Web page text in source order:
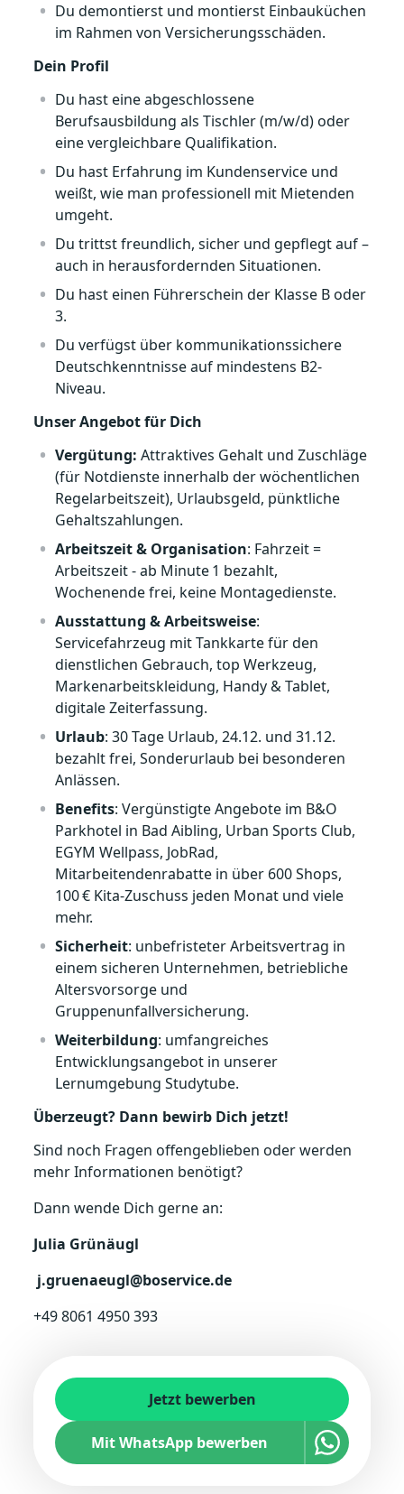
Du demontierst und montierst Einbauküchen
im Rahmen von Versicherungsschäden.
Dein Profil
Du hast eine abgeschlossene
Berufsausbildung als Tischler (m/w/d) oder
eine vergleichbare Qualifikation.
Du hast Erfahrung im Kundenservice und
weißt, wie man professionell mit Mietenden
umgeht.
Du trittst freundlich, sicher und gepflegt auf –
auch in herausfordernden Situationen.
Du hast einen Führerschein der Klasse B oder
3.
Du verfügst über kommunikationssichere
Deutschkenntnisse auf mindestens B2-
Niveau.
Unser Angebot für Dich
Vergütung: Attraktives Gehalt und Zuschläge
(für Notdienste innerhalb der wöchentlichen
Regelarbeitszeit), Urlaubsgeld, pünktliche
Gehaltszahlungen.
Arbeitszeit & Organisation: Fahrzeit =
Arbeitszeit - ab Minute 1 bezahlt,
Wochenende frei, keine Montagedienste.
Ausstattung & Arbeitsweise:
Servicefahrzeug mit Tankkarte für den
dienstlichen Gebrauch, top Werkzeug,
Markenarbeitskleidung, Handy & Tablet,
digitale Zeiterfassung.
Urlaub: 30 Tage Urlaub, 24.12. und 31.12.
bezahlt frei, Sonderurlaub bei besonderen
Anlässen.
Benefits: Vergünstigte Angebote im B&O
Parkhotel in Bad Aibling, Urban Sports Club,
EGYM Wellpass, JobRad,
Mitarbeitendenrabatte in über 600 Shops,
100 € Kita‑Zuschuss jeden Monat und viele
mehr.
Sicherheit: unbefristeter Arbeitsvertrag in
einem sicheren Unternehmen, betriebliche
Altersvorsorge und
Gruppenunfallversicherung.
Weiterbildung: umfangreiches
Entwicklungsangebot in unserer
Lernumgebung Studytube.
Überzeugt? Dann bewirb Dich jetzt!
Sind noch Fragen offengeblieben oder werden
mehr Informationen benötigt?
Dann wende Dich gerne an:
Julia Grünäugl
j.gruenaeugl@boservice.de
+49 8061 4950 393
Jetzt bewerben
Mit WhatsApp bewerben